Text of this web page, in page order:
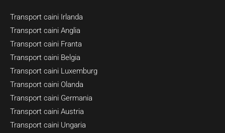
Transport caini Irlanda
Transport caini Anglia
Transport caini Franta
Transport caini Belgia
Transport caini Luxemburg
Transport caini Olanda
Transport caini Germania
Transport caini Austria
Transport caini Ungaria